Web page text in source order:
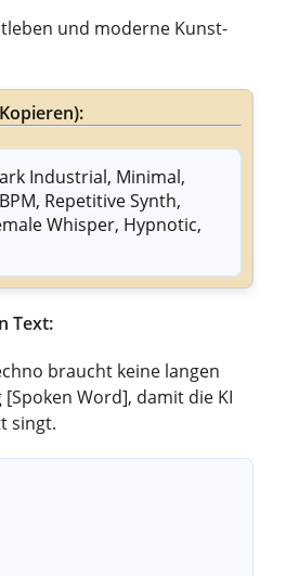
und moderne Kunst-
Industrial, Minimal,
Repetitive Synth,
Whisper, Hypnotic,
Text:
braucht keine langen
[Spoken Word], damit die KI
singt.